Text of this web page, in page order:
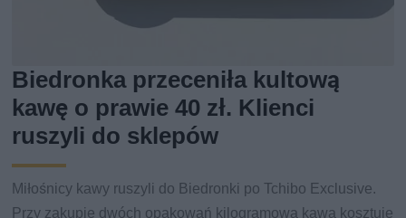
Biedronka przeceniła kultową
kawę o prawie 40 zł. Klienci
ruszyli do sklepów
Miłośnicy kawy ruszyli do Biedronki po Tchibo Exclusive.
Przy zakupie dwóch opakowań kilogramowa kawa kosztuje